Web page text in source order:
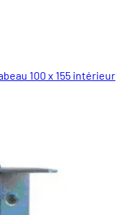
100 x 155 intérieur